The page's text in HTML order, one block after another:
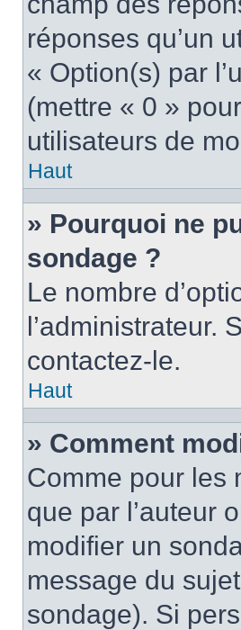
réponses qu’un
« Option(s) par
(mettre « 0 »
utilisateurs de
Haut
» Pourquoi ne
sondage ?
Le nombre
l’administrateur.
contactez-le.
Haut
» Comment
Comme pour les
que par l’auteur
modifier un
message du
sondage). Si